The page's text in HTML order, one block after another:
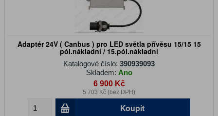
Adaptér 24V ( Canbus ) pro LED světla přívěsu 15/15 15
pól.nákladní / 15.pól.nákladní
Katalogové číslo: 390939093
Skladem: Ano
6 900 Kč
5 703 Kč (bez DPH)
Koupit